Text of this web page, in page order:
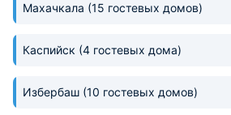
Махачкала (15 гостевых домов)
Каспийск (4 гостевых дома)
Избербаш (10 гостевых домов)